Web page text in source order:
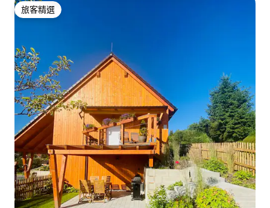
旅客精選
旅客精選